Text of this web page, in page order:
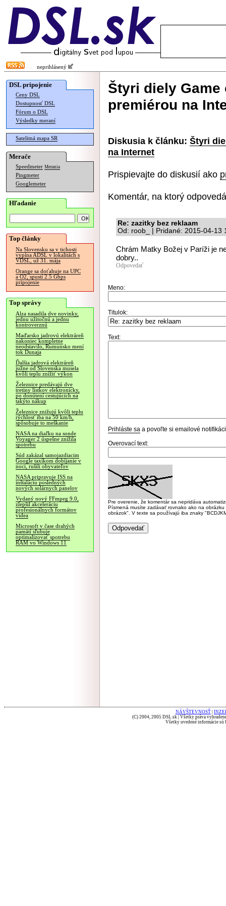
neprihlásený
DSL pripojenie
Ceny DSL
Dostupnosť DSL
Fórum o DSL
Výsledky meraní
Satelitná mapa SR
Merače
Speedmeter Merania
Pingmeter
Googlemeter
Hľadanie
Top články
Na Slovensku sa v tichosti
vypína ADSL v lokalitách s
VDSL, už 31. mája
Orange sa doťahuje na UPC
a O2, spustí 2.5 Gbps
pripojenie
Top správy
Alza nasadila dve novinky,
jednu užitočnú a jednu
kontroverznú
Maďarsko jadrovú elektráreň
nakoniec kompletne
neodstavilo, Rumunsko mení
tok Dunaja
Ďalšia jadrová elektráreň
južne od Slovenska musela
kvôli teplu znížiť výkon
Železnice predávajú dve
tretiny lístkov elektronicky,
po donútení cestujúcich na
takýto nákup
Železnice znižujú kvôli teplu
rýchlosť iba na 50 km/h,
spôsobuje to meškanie
NASA na diaľku na sonde
Voyager 2 úspešne znížila
spotrebu
Súd zakázal samojazdiacim
Google taxíkom dobíjanie v
noci, rušili obyvateľov
NASA pripravuje ISS na
inštaláciu posledných
nových solárnych panelov
Vydaný nový FFmpeg 9.0,
zlepšil akceleráciu
profesionálnych formátov
videa
Microsoft v čase drahých
pamätí sľubuje
optimalizovať spotrebu
RAM vo Windows 11
Štyri diely
premiérou na
Diskusia k článku: Štyri
na Internet
Prispievajte do diskusií ako
Komentár, na ktorý
Re: zazitky bez reklaam
Od: roob_ | Pridané: 2015-04-13
Chrám Matky Božej v Paríži je
dobry..
Odpovedať
Meno:
Titulok:
Text:
Prihláste sa a povoľte si emailové
Overovací text:
Pre overenie, že komentár sa nepridáva
Písmená musíte zadávať rovnako ako na
obrázok". V texte sa používajú iba znaky
NÁVŠTEVNOSŤ
(C) 2004, 2005 DSL.sk | Všetky práva
Všetky uvedené informácie sú